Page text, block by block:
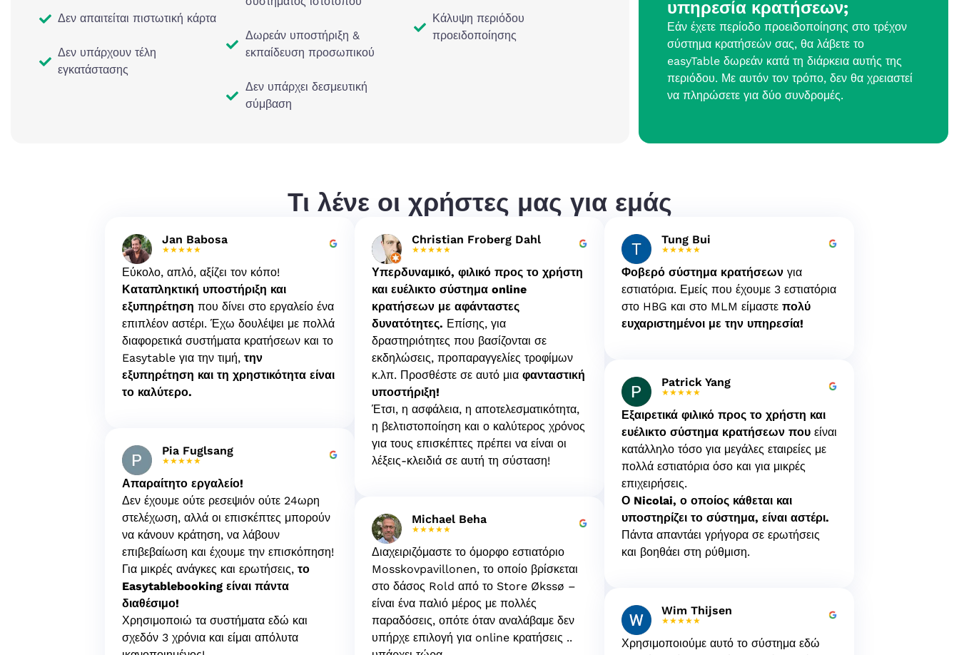
Δεν απαιτείται πιστωτική κάρτα
Δεν υπάρχουν τέλη
εγκατάστασης
Δωρεάν υποστήριξη &
εκπαίδευση προσωπικού
Δεν υπάρχει δεσμευτική
σύμβαση
Κάλυψη περιόδου
προειδοποίησης
υπηρεσία κρατήσεων;
Εάν έχετε περίοδο προειδοποίησης στο τρέχον
σύστημα κρατήσεών σας, θα λάβετε το
easyTable δωρεάν κατά τη διάρκεια αυτής της
περιόδου. Με αυτόν τον τρόπο, δεν θα χρειαστεί
να πληρώσετε για δύο συνδρομές.
Τι λένε οι χρήστες μας για εμάς
Jan Babosa
★★★★★
Εύκολο, απλό, αξίζει τον κόπο!
Καταπληκτική υποστήριξη και
εξυπηρέτηση που δίνει στο εργαλείο ένα
επιπλέον αστέρι. Έχω δουλέψει με πολλά
διαφορετικά συστήματα κρατήσεων και το
Easytable για την τιμή, την
εξυπηρέτηση και τη χρηστικότητα είναι
το καλύτερο.
Pia Fuglsang
★★★★★
Απαραίτητο εργαλείο!
Δεν έχουμε ούτε ρεσεψιόν ούτε 24ωρη
στελέχωση, αλλά οι επισκέπτες μπορούν
να κάνουν κράτηση, να λάβουν
επιβεβαίωση και έχουμε την επισκόπηση!
Για μικρές ανάγκες και ερωτήσεις, το
Easytablebooking είναι πάντα
διαθέσιμο!
Χρησιμοποιώ τα συστήματα εδώ και
σχεδόν 3 χρόνια και είμαι απόλυτα
Christian Froberg Dahl
★★★★★
Υπερδυναμικό, φιλικό προς το χρήστη
και ευέλικτο σύστημα online
κρατήσεων με αφάνταστες
δυνατότητες. Επίσης, για
δραστηριότητες που βασίζονται σε
εκδηλώσεις, προπαραγγελίες τροφίμων
κ.λπ. Προσθέστε σε αυτό μια φανταστική
υποστήριξη!
Έτσι, η ασφάλεια, η αποτελεσματικότητα,
η βελτιστοποίηση και ο καλύτερος χρόνος
για τους επισκέπτες πρέπει να είναι οι
λέξεις-κλειδιά σε αυτή τη σύσταση!
Michael Beha
★★★★★
Διαχειριζόμαστε το όμορφο εστιατόριο
Mosskovpavillonen, το οποίο βρίσκεται
στο δάσος Rold από το Store Økssø –
είναι ένα παλιό μέρος με πολλές
παραδόσεις, οπότε όταν αναλάβαμε δεν
υπήρχε επιλογή για online κρατήσεις ..
Tung Bui
★★★★★
Φοβερό σύστημα κρατήσεων για
εστιατόρια. Εμείς που έχουμε 3 εστιατόρια
στο HBG και στο MLM είμαστε πολύ
ευχαριστημένοι με την υπηρεσία!
Patrick Yang
★★★★★
Εξαιρετικά φιλικό προς το χρήστη και
ευέλικτο σύστημα κρατήσεων που είναι
κατάλληλο τόσο για μεγάλες εταιρείες με
πολλά εστιατόρια όσο και για μικρές
επιχειρήσεις.
Ο Nicolai, ο οποίος κάθεται και
υποστηρίζει το σύστημα, είναι αστέρι.
Πάντα απαντάει γρήγορα σε ερωτήσεις
και βοηθάει στη ρύθμιση.
Wim Thijsen
★★★★★
Χρησιμοποιούμε αυτό το σύστημα εδώ